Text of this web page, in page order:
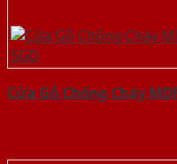
Cửa Gỗ Chống Cháy